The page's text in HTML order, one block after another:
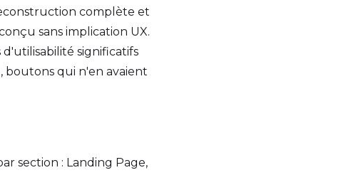
complète et
sans implication UX.
significatifs
boutons qui n'en avaient
section : Landing Page,